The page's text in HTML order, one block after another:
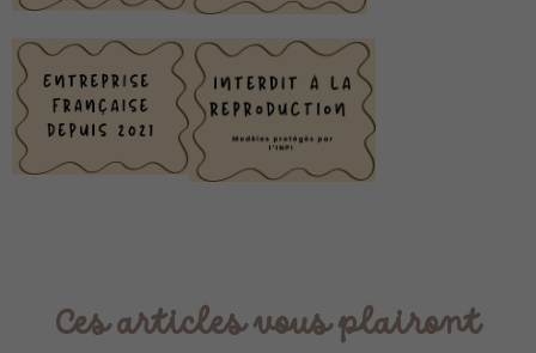
Ces articles vous plairont